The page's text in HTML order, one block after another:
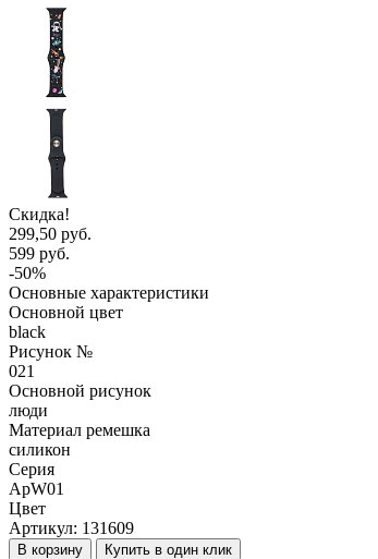
Скидка!
299,50 руб.
599 руб.
-50%
Основные характеристики
Основной цвет
black
Рисунок №
021
Основной рисунок
люди
Материал ремешка
силикон
Серия
ApW01
Цвет
Артикул: 131609
В корзину Купить в один клик